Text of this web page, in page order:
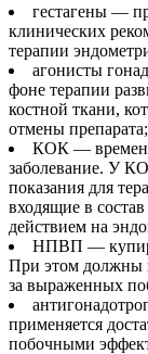
гестагены —
клинических
терапии
агонисты
фоне терапии
костной ткани,
отмены препарата;
КОК —
заболевание. У
показания для
входящие в
действием на
НПВП —
При этом должны
за выраженных
применяется
побочными